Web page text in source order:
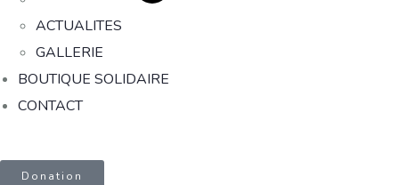
ACTUALITES
GALLERIE
BOUTIQUE SOLIDAIRE
CONTACT
Donation